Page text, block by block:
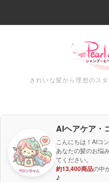
きれいな髪から理想のス
AIヘアケア・
こんにちは！AIコ
あなたの髪のお悩
てください。
約13,400商品の中
♪